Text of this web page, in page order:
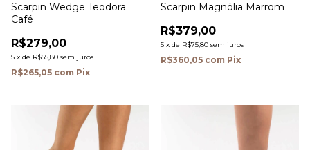
Scarpin Wedge Teodora
Café
R$279,00
5 x de R$55,80 sem juros
R$265,05 com Pix
Scarpin Magnólia Marrom
R$379,00
5 x de R$75,80 sem juros
R$360,05 com Pix